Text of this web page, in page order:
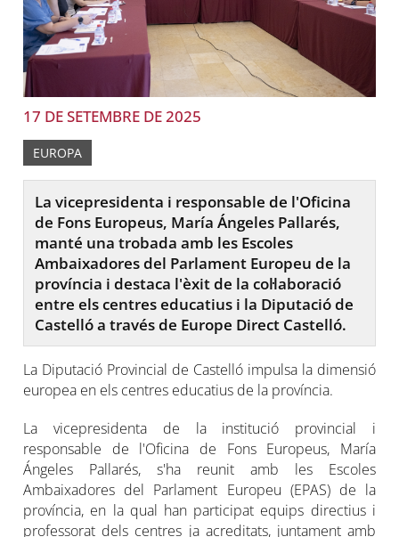
17 DE SETEMBRE DE 2025
EUROPA
La vicepresidenta i responsable de l'Oficina
de Fons Europeus, María Ángeles Pallarés,
manté una trobada amb les Escoles
Ambaixadores del Parlament Europeu de la
província i destaca l'èxit de la col·laboració
entre els centres educatius i la Diputació de
Castelló a través de Europe Direct Castelló.
La Diputació Provincial de Castelló impulsa la dimensió
europea en els centres educatius de la província.
La vicepresidenta de la institució provincial i
responsable de l'Oficina de Fons Europeus, María
Ángeles Pallarés, s'ha reunit amb les Escoles
Ambaixadores del Parlament Europeu (EPAS) de la
província, en la qual han participat equips directius i
professorat dels centres ja acreditats, juntament amb